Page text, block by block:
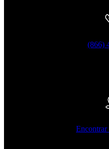
(866)
Encontrar